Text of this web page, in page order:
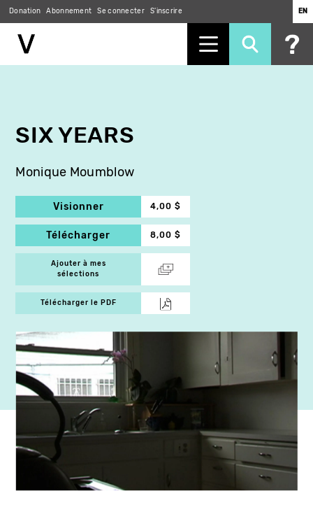
Donation Abonnement Se connecter S'inscrire EN
SIX YEARS
Monique Moumblow
Visionner 4,00 $
Télécharger 8,00 $
Ajouter à mes
sélections
Télécharger le PDF